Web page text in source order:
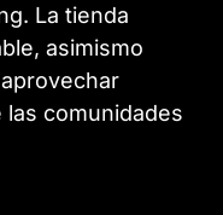
La tienda
asimismo
comunidades